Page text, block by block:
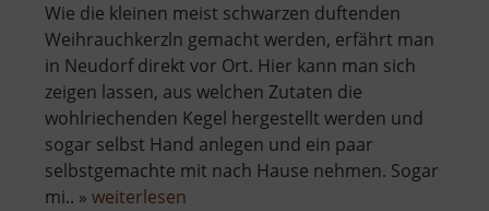
Wie die kleinen meist schwarzen duftenden
Weihrauchkerzln gemacht werden, erfährt man
in Neudorf direkt vor Ort. Hier kann man sich
zeigen lassen, aus welchen Zutaten die
wohlriechenden Kegel hergestellt werden und
sogar selbst Hand anlegen und ein paar
selbstgemachte mit nach Hause nehmen. Sogar
mi.. » weiterlesen